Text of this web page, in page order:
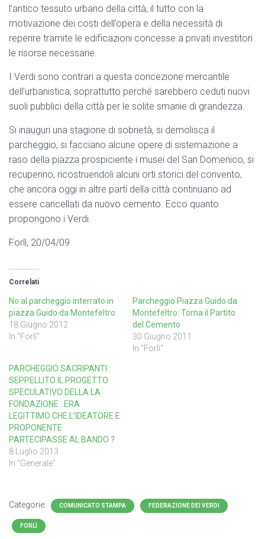
l’antico tessuto urbano della città, il tutto con la
motivazione dei costi dell’opera e della necessità di
reperire tramite le edificazioni concesse a privati investitori
le risorse necessarie.
I Verdi sono contrari a questa concezione mercantile
dell’urbanistica, soprattutto perché sarebbero ceduti nuovi
suoli pubblici della città per le solite smanie di grandezza.
Si inauguri una stagione di sobrietà, si demolisca il
parcheggio, si facciano alcune opere di sistemazione a
raso della piazza prospiciente i musei del San Domenico, si
recuperino, ricostruendoli alcuni orti storici del convento,
che ancora oggi in altre parti della città continuano ad
essere cancellati da nuovo cemento. Ecco quanto
propongono i Verdi.
Forlì, 20/04/09
Correlati
No al parcheggio interrato in
piazza Guido da Montefeltro
18 Giugno 2012
In "Forlì"
Parcheggio Piazza Guido da
Montefeltro: Torna il Partito
del Cemento
30 Giugno 2011
In "Forlì"
PARCHEGGIO SACRIPANTI :
SEPPELLITO IL PROGETTO
SPECULATIVO DELLA LA
FONDAZIONE . ERA
LEGITTIMO CHE L’IDEATORE E
PROPONENTE
PARTECIPASSE AL BANDO ?
8 Luglio 2013
In "Generale"
Categorie: COMUNICATO STAMPA FEDERAZIONE DEI VERDI
FORLÌ